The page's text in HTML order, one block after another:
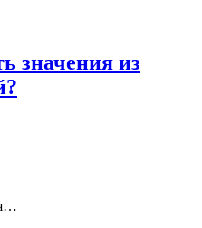
значения из